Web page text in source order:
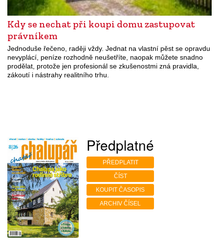
Kdy se nechat při koupi domu zastupovat
právníkem
Jednoduše řečeno, raději vždy. Jednat na vlastní pěst se opravdu
nevyplácí, peníze rozhodně neušetříte, naopak můžete snadno
prodělat, protože jen profesionál se zkušenostmi zná pravidla,
zákoutí i nástrahy realitního trhu.
Předplatné
PŘEDPLATIT
ČÍST
KOUPIT ČASOPIS
ARCHIV ČÍSEL